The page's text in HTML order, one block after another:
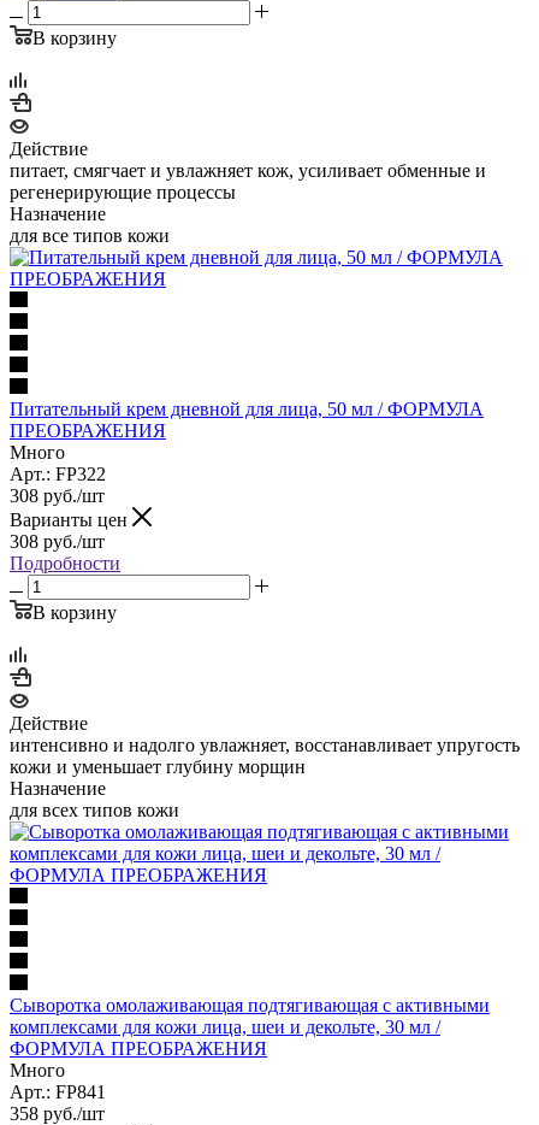
В корзину
Действие
питает, смягчает и увлажняет кож, усиливает обменные и
регенерирующие процессы
Назначение
для все типов кожи
Питательный крем дневной для лица, 50 мл / ФОРМУЛА
ПРЕОБРАЖЕНИЯ
Много
Арт.: FP322
308 руб./шт
Варианты цен
308 руб./шт
Подробности
В корзину
Действие
интенсивно и надолго увлажняет, восстанавливает упругость
кожи и уменьшает глубину морщин
Назначение
для всех типов кожи
Сыворотка омолаживающая подтягивающая с активными
комплексами для кожи лица, шеи и декольте, 30 мл /
ФОРМУЛА ПРЕОБРАЖЕНИЯ
Много
Арт.: FP841
358 руб./шт